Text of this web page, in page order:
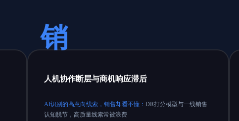
销
人机协作断层与商机响应滞后
AI识别的高意向线索，销售却看不懂： DR打分模型与一线销售
认知脱节，高质量线索常被浪费